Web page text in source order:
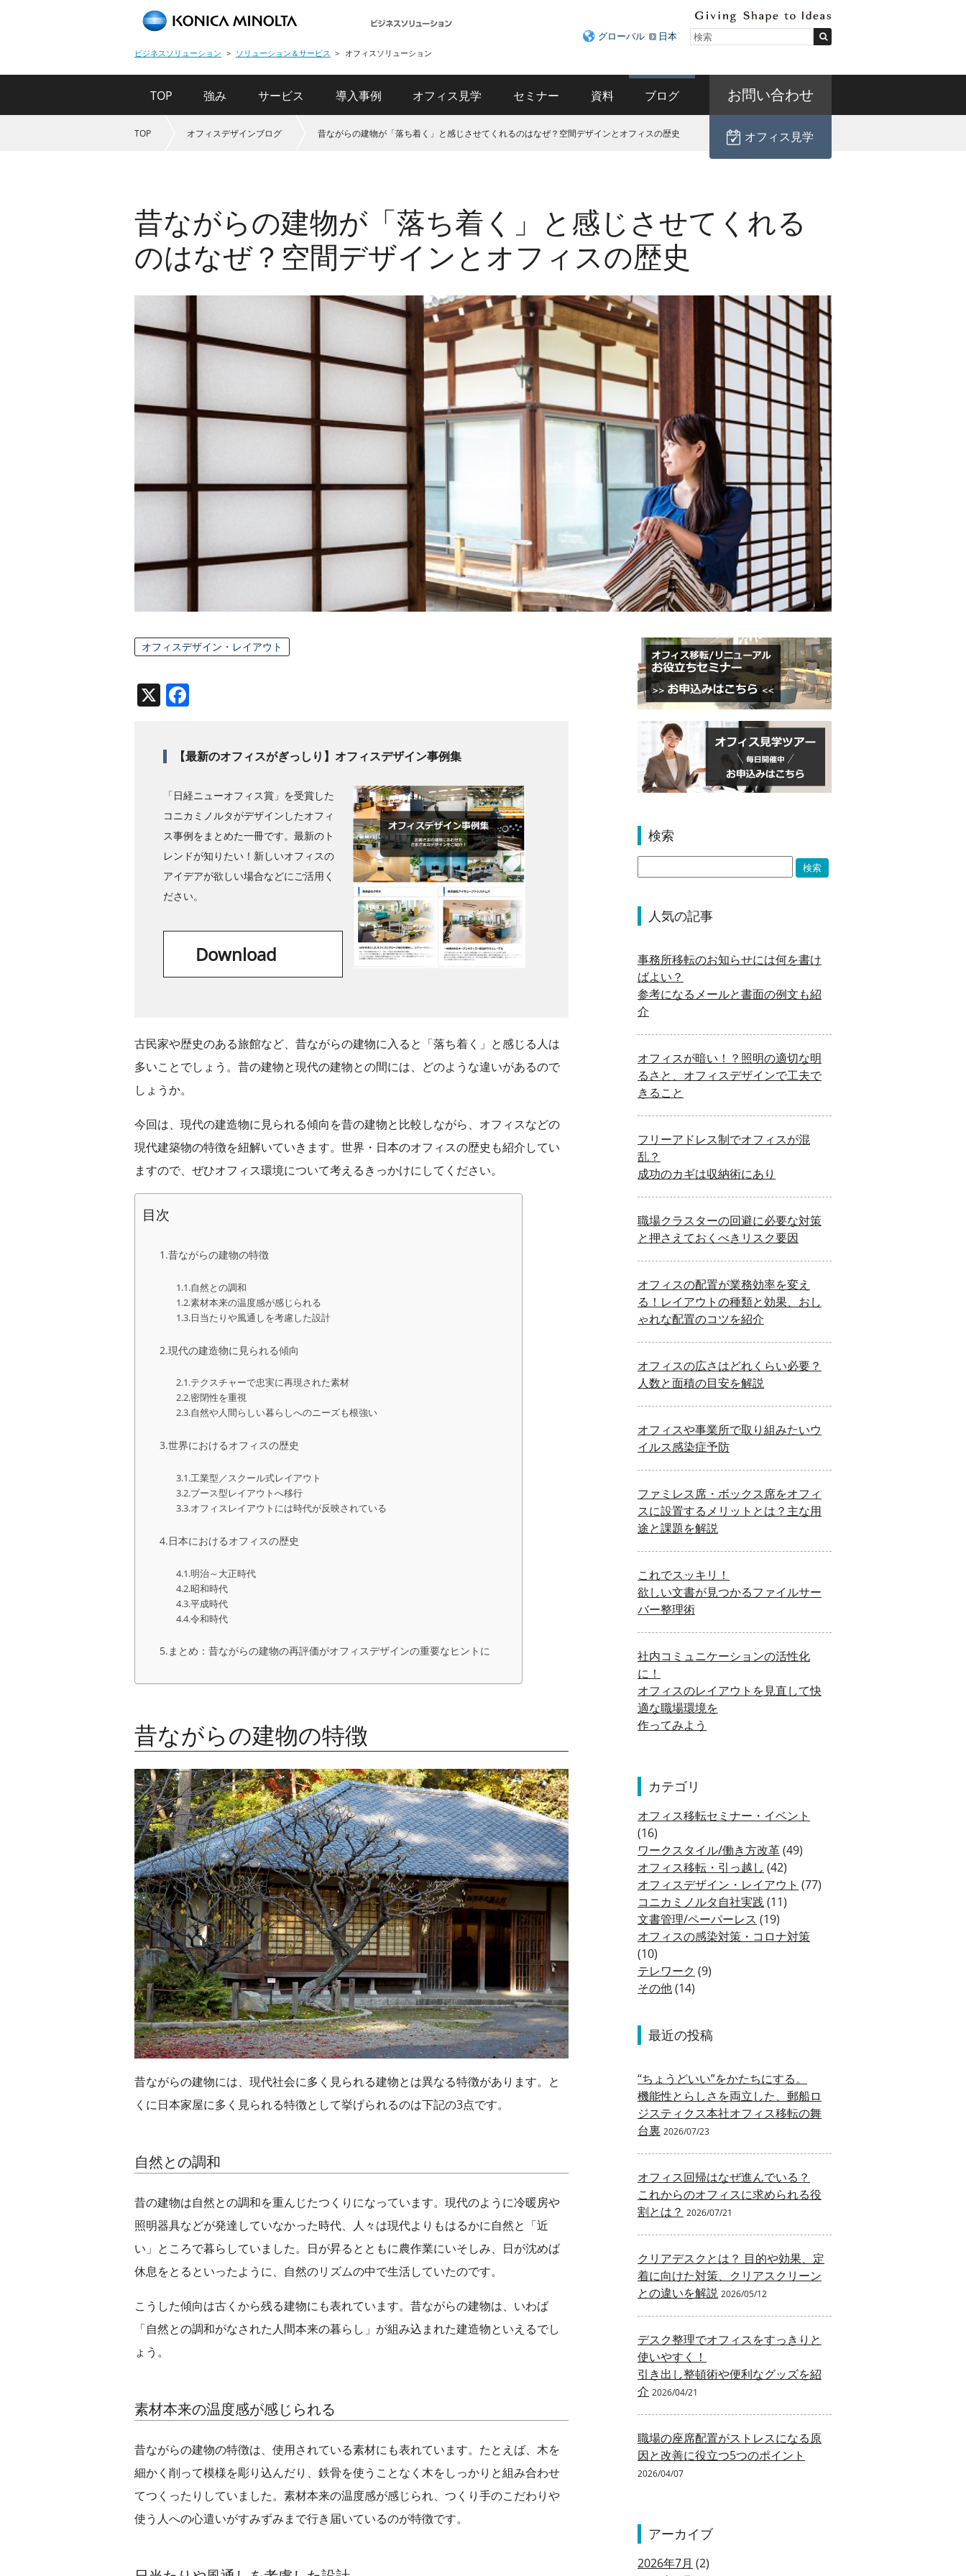
グローバル 日本
ビジネスソリューション ソリューション＆サービス オフィスソリューション
TOP 強み サービス 導入事例 オフィス見学 セミナー 資料 ブログ お問い合わせ
オフィス見学
TOP オフィスデザインブログ 昔ながらの建物が「落ち着く」と感じさせてくれるのはなぜ？空間デザインとオフィスの歴史
昔ながらの建物が「落ち着く」と感じさせてくれる
のはなぜ？空間デザインとオフィスの歴史
オフィスデザイン・レイアウト
X
【最新のオフィスがぎっしり】オフィスデザイン事例集
「日経ニューオフィス賞」を受賞した
コニカミノルタがデザインしたオフィ
ス事例をまとめた一冊です。最新のト
レンドが知りたい！新しいオフィスの
アイデアが欲しい場合などにご活用く
ださい。
Download
古民家や歴史のある旅館など、昔ながらの建物に入ると「落ち着く」と感じる人は
多いことでしょう。昔の建物と現代の建物との間には、どのような違いがあるので
しょうか。
今回は、現代の建造物に見られる傾向を昔の建物と比較しながら、オフィスなどの
現代建築物の特徴を紐解いていきます。世界・日本のオフィスの歴史も紹介してい
ますので、ぜひオフィス環境について考えるきっかけにしてください。
目次
昔ながらの建物の特徴
自然との調和
素材本来の温度感が感じられる
日当たりや風通しを考慮した設計
現代の建造物に見られる傾向
テクスチャーで忠実に再現された素材
密閉性を重視
自然や人間らしい暮らしへのニーズも根強い
世界におけるオフィスの歴史
工業型／スクール式レイアウト
ブース型レイアウトへ移行
オフィスレイアウトには時代が反映されている
日本におけるオフィスの歴史
明治～大正時代
昭和時代
平成時代
令和時代
まとめ：昔ながらの建物の再評価がオフィスデザインの重要なヒントに
昔ながらの建物の特徴
昔ながらの建物には、現代社会に多く見られる建物とは異なる特徴があります。と
くに日本家屋に多く見られる特徴として挙げられるのは下記の3点です。
自然との調和
昔の建物は自然との調和を重んじたつくりになっています。現代のように冷暖房や
照明器具などが発達していなかった時代、人々は現代よりもはるかに自然と「近
い」ところで暮らしていました。日が昇るとともに農作業にいそしみ、日が沈めば
休息をとるといったように、自然のリズムの中で生活していたのです。
こうした傾向は古くから残る建物にも表れています。昔ながらの建物は、いわば
「自然との調和がなされた人間本来の暮らし」が組み込まれた建造物といえるでし
ょう。
素材本来の温度感が感じられる
昔ながらの建物の特徴は、使用されている素材にも表れています。たとえば、木を
細かく削って模様を彫り込んだり、鉄骨を使うことなく木をしっかりと組み合わせ
てつくったりしていました。素材本来の温度感が感じられ、つくり手のこだわりや
使う人への心遣いがすみずみまで行き届いているのが特徴です。
検索
人気の記事
事務所移転のお知らせには何を書け
ばよい？
参考になるメールと書面の例文も紹
介
オフィスが暗い！？照明の適切な明
るさと、オフィスデザインで工夫で
きること
フリーアドレス制でオフィスが混
乱？
成功のカギは収納術にあり
職場クラスターの回避に必要な対策
と押さえておくべきリスク要因
オフィスの配置が業務効率を変え
る！レイアウトの種類と効果、おし
ゃれな配置のコツを紹介
オフィスの広さはどれくらい必要？
人数と面積の目安を解説
オフィスや事業所で取り組みたいウ
イルス感染症予防
ファミレス席・ボックス席をオフィ
スに設置するメリットとは？主な用
途と課題を解説
これでスッキリ！
欲しい文書が見つかるファイルサー
バー整理術
社内コミュニケーションの活性化
に！
オフィスのレイアウトを見直して快
適な職場環境を
作ってみよう
カテゴリ
オフィス移転セミナー・イベント
(16)
ワークスタイル/働き方改革(49)
オフィス移転・引っ越し (42)
オフィスデザイン・レイアウト (77)
コニカミノルタ自社実践(11)
文書管理/ペーパーレス (19)
オフィスの感染対策・コロナ対策
(10)
テレワーク (9)
その他(14)
最近の投稿
“ちょうどいい”をかたちにする。
機能性とらしさを両立した、郵船ロ
ジスティクス本社オフィス移転の舞
台裏 2026/07/23
オフィス回帰はなぜ進んでいる？
これからのオフィスに求められる役
割とは？ 2026/07/21
クリアデスクとは？ 目的や効果、定
着に向けた対策、クリアスクリーン
との違いを解説 2026/05/12
デスク整理でオフィスをすっきりと
使いやすく！
引き出し整頓術や便利なグッズを紹
介 2026/04/21
職場の座席配置がストレスになる原
因と改善に役立つ5つのポイント
2026/04/07
アーカイブ
2026年7月 (2)